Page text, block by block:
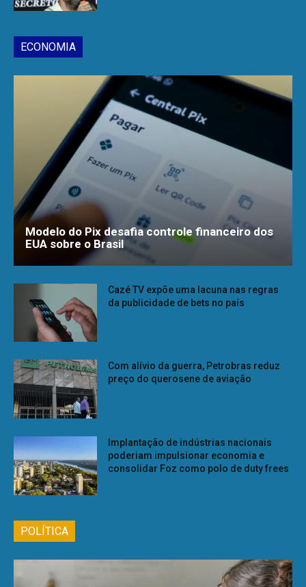
ECONOMIA
Modelo do Pix desafia controle financeiro dos
EUA sobre o Brasil
Cazé TV expõe uma lacuna nas regras
da publicidade de bets no país
Com alívio da guerra, Petrobras reduz
preço do querosene de aviação
Implantação de indústrias nacionais
poderiam impulsionar economia e
consolidar Foz como polo de duty frees
POLÍTICA